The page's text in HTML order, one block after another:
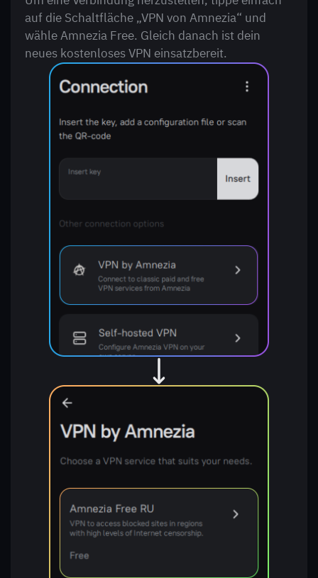
auf die Schaltfläche „VPN von Amnezia“ und
wähle Amnezia Free. Gleich danach ist dein
neues kostenloses VPN einsatzbereit.